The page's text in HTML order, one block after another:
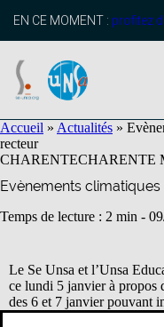
principal
EN CE MOMENT : profitez
Accueil » Actualités »
recteur
CHARENTECHARENTE
Evènements
Temps de lecture : 2 min -
Le Se Unsa et l’Unsa
ce lundi 5 janvier à propos
des 6 et 7 janvier pouvant
notamment pour :